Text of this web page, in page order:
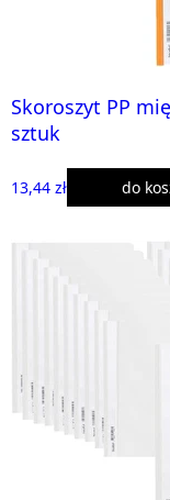
Skoroszyt PP
sztuk
13,44 zł do